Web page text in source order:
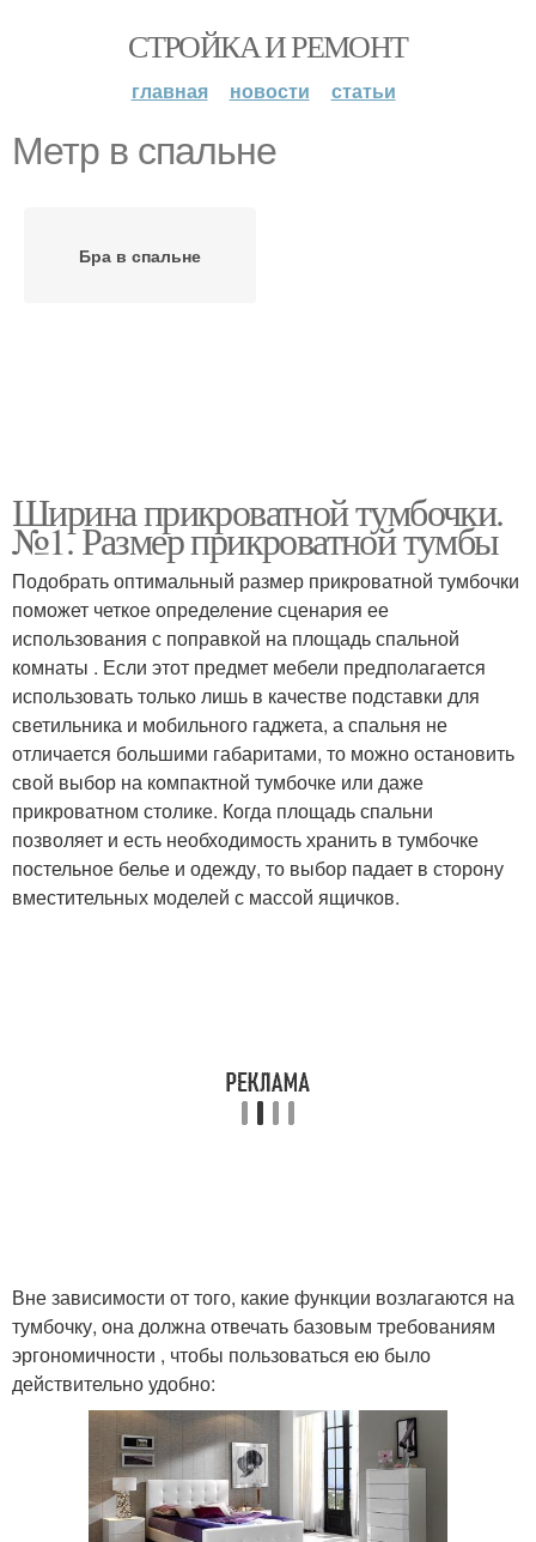
СТРОЙКА И РЕМОНТ
главная новости статьи
Метр в спальне
Бра в спальне
Ширина прикроватной тумбочки.
№1. Размер прикроватной тумбы
Подобрать оптимальный размер прикроватной тумбочки
поможет четкое определение сценария ее
использования с поправкой на площадь спальной
комнаты . Если этот предмет мебели предполагается
использовать только лишь в качестве подставки для
светильника и мобильного гаджета, а спальня не
отличается большими габаритами, то можно остановить
свой выбор на компактной тумбочке или даже
прикроватном столике. Когда площадь спальни
позволяет и есть необходимость хранить в тумбочке
постельное белье и одежду, то выбор падает в сторону
вместительных моделей с массой ящичков.
Вне зависимости от того, какие функции возлагаются на
тумбочку, она должна отвечать базовым требованиям
эргономичности , чтобы пользоваться ею было
действительно удобно: